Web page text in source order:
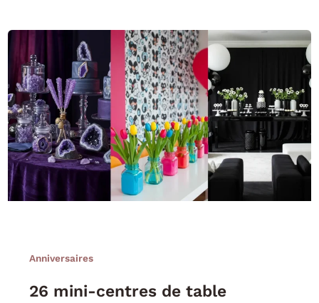
Anniversaires
26 mini-centres de table